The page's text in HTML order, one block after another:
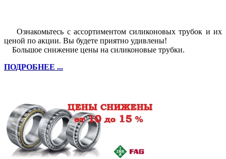
Ознакомьтесь с ассортиментом силиконовых трубок и их
ценой по акции. Вы будете приятно удивлены!
Большое снижение цены на силиконовые трубки.
ПОДРОБНЕЕ ...